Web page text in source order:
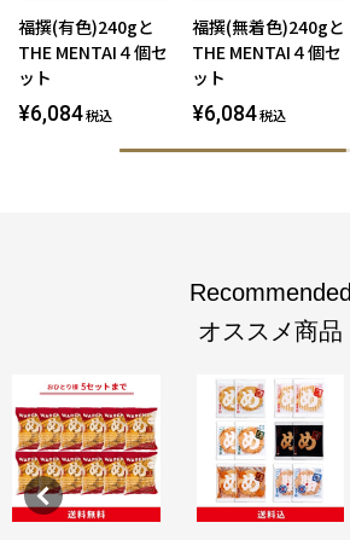
福撰(有色)240gと
THE MENTAI４個セ
ット
¥6,084税込
福撰(無着色)240gと
THE MENTAI４個セ
ット
¥6,084税込
Recommended
オススメ商品